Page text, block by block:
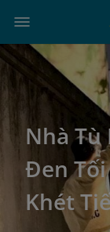
Nhà Tù
Đen
Khét